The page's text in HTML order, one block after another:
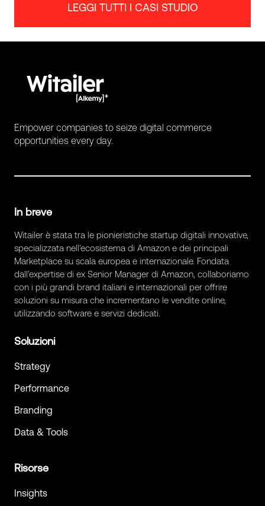
LEGGI TUTTI I CASI STUDIO
Empower companies to seize digital commerce
opportunities every day.
In breve
Witailer è stata tra le pionieristiche startup digitali innovative,
specializzata nell'ecosistema di Amazon e dei principali
Marketplace su scala europea e internazionale. Fondata
dall'expertise di ex Senior Manager di Amazon, collaboriamo
con i più grandi brand italiani e internazionali per offrire
soluzioni su misura che incrementano le vendite online,
utilizzando software e servizi dedicati.
Soluzioni
Strategy
Performance
Branding
Data & Tools
Risorse
Insights